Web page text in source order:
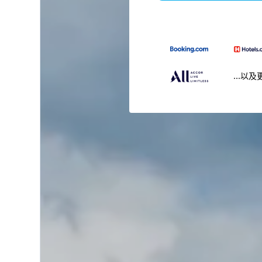
...以及